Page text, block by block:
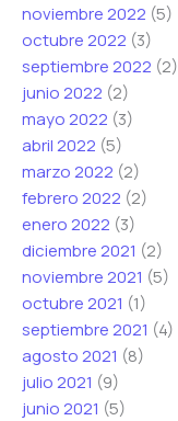
noviembre 2022 (5)
octubre 2022 (3)
septiembre 2022 (2)
junio 2022 (2)
mayo 2022 (3)
abril 2022 (5)
marzo 2022 (2)
febrero 2022 (2)
enero 2022 (3)
diciembre 2021 (2)
noviembre 2021 (5)
octubre 2021 (1)
septiembre 2021 (4)
agosto 2021 (8)
julio 2021 (9)
junio 2021 (5)